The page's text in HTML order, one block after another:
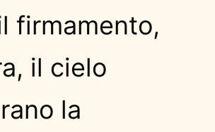
firmamento,
il cielo
la